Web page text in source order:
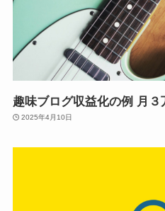
趣味ブログ収益化の例 月
2025年4月10日